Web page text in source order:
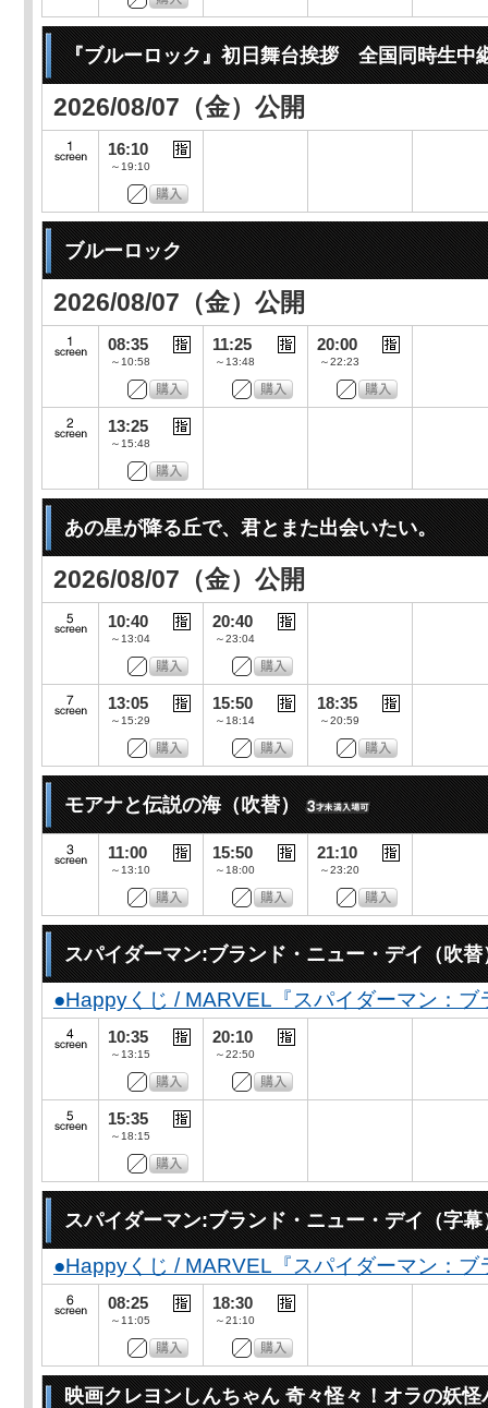
『ブルーロック』初日舞台挨拶 全国同時生中
2026/08/07（金）公開
16:10
～19:10
ブルーロック
2026/08/07（金）公開
08:35
～10:58
11:25
～13:48
20:00
～22:23
13:25
～15:48
あの星が降る丘で、君とまた出会いたい。
2026/08/07（金）公開
10:40
～13:04
20:40
～23:04
13:05
～15:29
15:50
～18:14
18:35
～20:59
モアナと伝説の海（吹替）
11:00
～13:10
15:50
～18:00
21:10
～23:20
スパイダーマン:ブランド・ニュー・デイ（吹替
●Happyくじ / MARVEL『スパイダーマン：
10:35
～13:15
20:10
～22:50
15:35
～18:15
スパイダーマン:ブランド・ニュー・デイ（字幕
●Happyくじ / MARVEL『スパイダーマン：
08:25
～11:05
18:30
～21:10
映画クレヨンしんちゃん 奇々怪々！オラの妖怪